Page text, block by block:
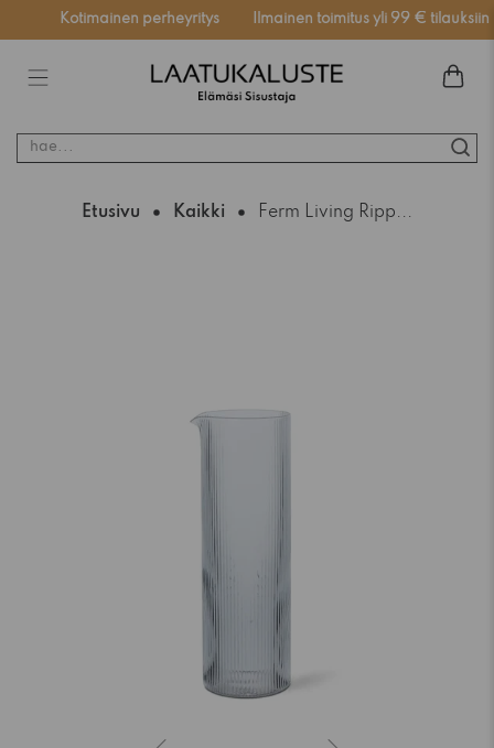
Kotimainen perheyritys Ilmainen toimitus yli 99 € tilauksiin
hae...
Etusivu Kaikki Ferm Living Ripp...